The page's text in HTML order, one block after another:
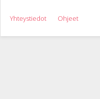
Yhteystiedot Ohjeet